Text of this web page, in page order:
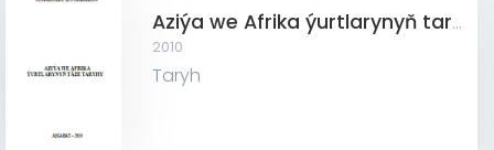
Aziýa we Afrika ýurtlarynyň taryhy (Täze taryh döwri)
2010
Taryh